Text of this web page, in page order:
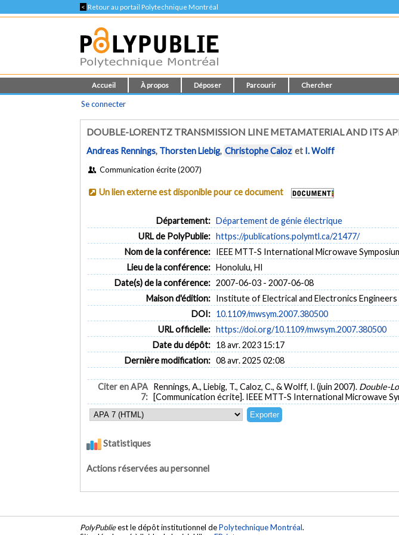
< Retour au portail Polytechnique Montréal
Accueil À propos Déposer Parcourir Chercher
Se connecter
DOUBLE-LORENTZ TRANSMISSION LINE METAMATERIAL AND ITS
Andreas Rennings, Thorsten Liebig, Christophe Caloz et I. Wolff
Communication écrite (2007)
Un lien externe est disponible pour ce document
Département: Département de génie électrique
URL de PolyPublie: https://publications.polymtl.ca/21477/
Nom de la conférence: IEEE MTT-S International Microwave
Lieu de la conférence: Honolulu, HI
Date(s) de la conférence: 2007-06-03 - 2007-06-08
Maison d'édition: Institute of Electrical and Electronics Engineers
DOI: 10.1109/mwsym.2007.380500
URL officielle: https://doi.org/10.1109/mwsym.2007.380500
Date du dépôt: 18 avr. 2023 15:17
Dernière modification: 08 avr. 2025 02:08
Citer en APA
7:
Rennings, A., Liebig, T., Caloz, C., & Wolff, I. (juin 2007). Double-
[Communication écrite]. IEEE MTT-S International Microwave
Statistiques
Actions réservées au personnel
PolyPublieest le dépôt institutionnel dePolytechnique Montréal.